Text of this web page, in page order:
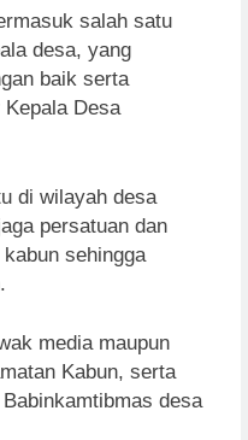
salah satu
desa, yang
baik serta
Desa
di wilayah desa
persatuan dan
sehingga
media maupun
Kabun, serta
desa